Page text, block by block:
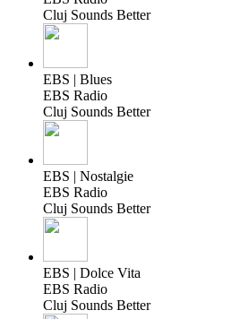
Cluj Sounds Better
EBS | Blues
EBS Radio
Cluj Sounds Better
EBS | Nostalgie
EBS Radio
Cluj Sounds Better
EBS | Dolce Vita
EBS Radio
Cluj Sounds Better